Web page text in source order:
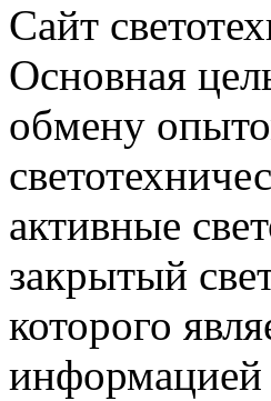
Сайт
Основная
обмену
активные
закрытый
которого
информацией